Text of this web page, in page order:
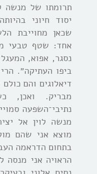
תרומתו של מנשה
יסוד חיוני
שכאן מחוייבת
אחד: שטף טבעי
נסגר, אפוא,
ביפו העתיקה״. הרי
דיאלוגים והם
מבריק. ואכן,
נתיבי־השפעה
מנשה לוין אל
מוצא אני שהם
בתחום הדראמה
הראויה אני מנסה